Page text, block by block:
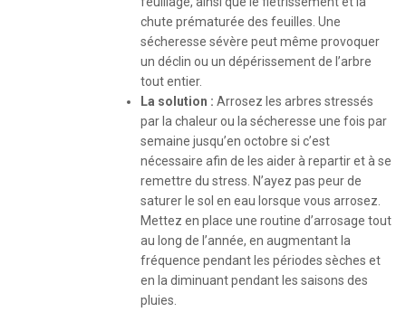
chute prématurée des feuilles. Une
sécheresse sévère peut même provoquer
un déclin ou un dépérissement de l’arbre
tout entier.
La solution : Arrosez les arbres stressés
par la chaleur ou la sécheresse une fois par
semaine jusqu’en octobre si c’est
nécessaire afin de les aider à repartir et à se
remettre du stress. N’ayez pas peur de
saturer le sol en eau lorsque vous arrosez.
Mettez en place une routine d’arrosage tout
au long de l’année, en augmentant la
fréquence pendant les périodes sèches et
en la diminuant pendant les saisons des
pluies.